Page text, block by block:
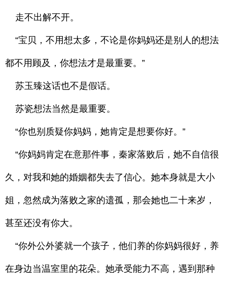
走不出解不开。
“宝贝，不用想太多，不论是你妈妈还是别人的想法
都不用顾及，你想法才是最重要。”
苏玉臻这话也不是假话。
苏瓷想法当然是最重要。
“你也别质疑你妈妈，她肯定是想要你好。”
“你妈妈肯定在意那件事，秦家落败后，她不自信很
久，对我和她的婚姻都失去了信心。她本身就是大小
姐，忽然成为落败之家的遗孤，那会她也二十来岁，
甚至还没有你大。
“你外公外婆就一个孩子，他们养的你妈妈很好，养
在身边当温室里的花朵。她承受能力不高，遇到那种